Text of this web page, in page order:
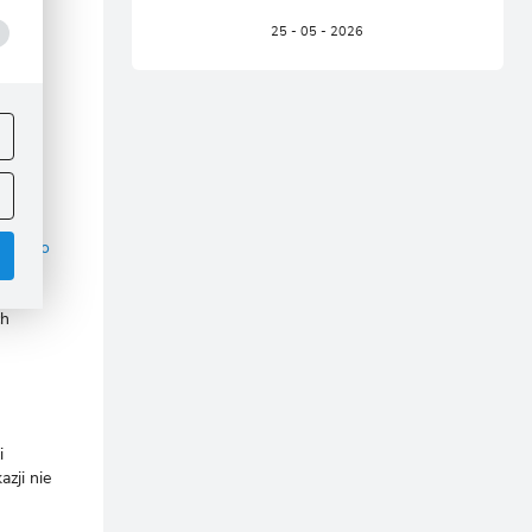
różowo
nie
25 - 05 - 2026